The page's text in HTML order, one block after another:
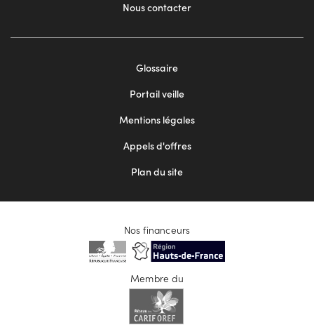
Nous contacter
Glossaire
Portail veille
Mentions légales
Appels d'offres
Plan du site
Nos financeurs
Membre du